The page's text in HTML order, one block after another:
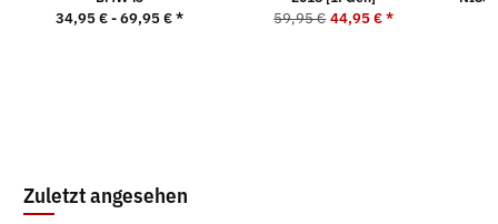
34,95 € -69,95 €*
59,95 € 44,95 €*
Zuletzt angesehen